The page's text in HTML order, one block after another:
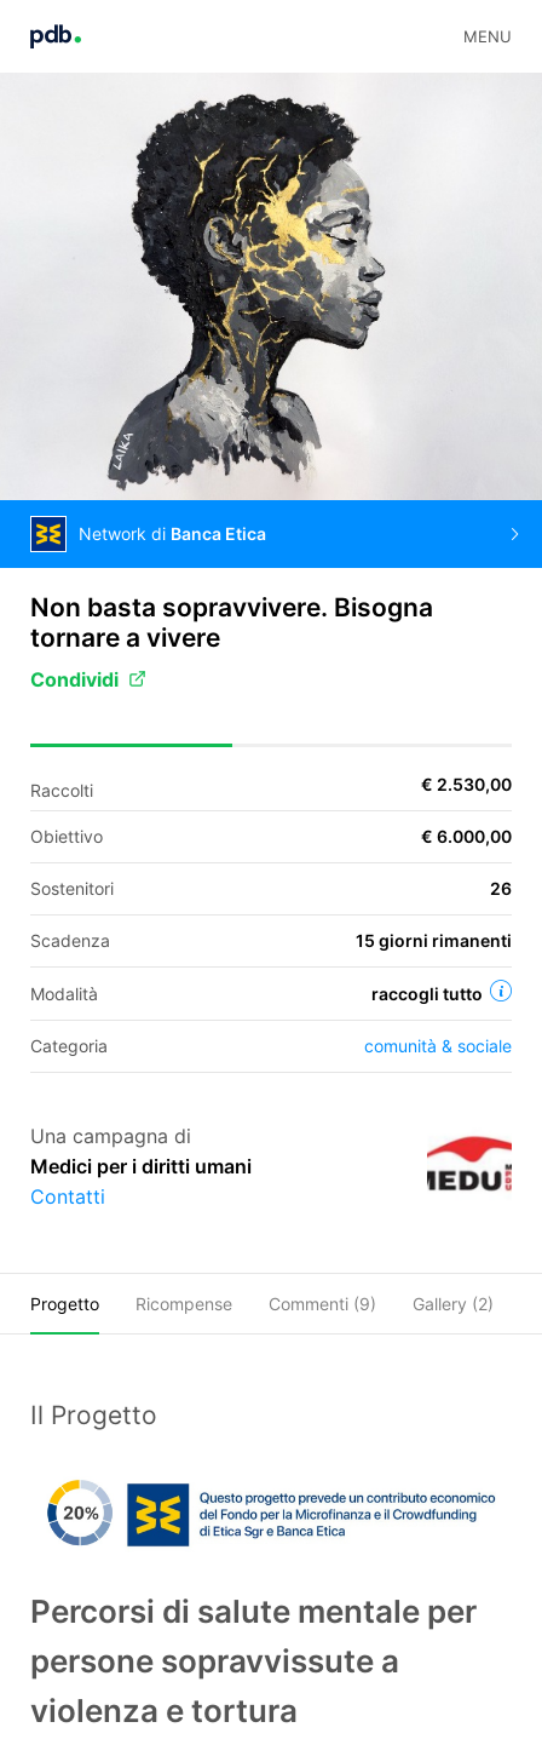
MENU
Network di Banca Etica
Non basta sopravvivere. Bisogna
tornare a vivere
Condividi
Raccolti € 2.530,00
Obiettivo € 6.000,00
Sostenitori 26
Scadenza 15 giorni rimanenti
Modalità raccogli tutto
Categoria comunità & sociale
Una campagna di
Medici per i diritti umani
Contatti
Progetto Ricompense Commenti (9) Gallery (2)
Il Progetto
Percorsi di salute mentale per
persone sopravvissute a
violenza e tortura